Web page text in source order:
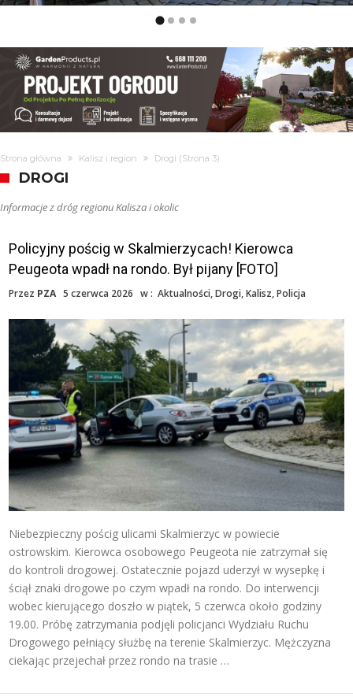
Strona główna Kalisz i region Drogi (Strona 3)
DROGI
Informacje z dróg regionu Kalisza i okolic
Policyjny pościg w Skalmierzycach! Kierowca
Peugeota wpadł na rondo. Był pijany [FOTO]
Przez PZA 5 czerwca 2026 w :Aktualności,Drogi,Kalisz,Policja
Niebezpieczny pościg ulicami Skalmierzyc w powiecie
ostrowskim. Kierowca osobowego Peugeota nie zatrzymał się
do kontroli drogowej. Ostatecznie pojazd uderzył w wysepkę i
ściął znaki drogowe po czym wpadł na rondo. Do interwencji
wobec kierującego doszło w piątek, 5 czerwca około godziny
19.00. Próbę zatrzymania podjęli policjanci Wydziału Ruchu
Drogowego pełniący służbę na terenie Skalmierzyc. Mężczyzna
ciekając przejechał przez rondo na trasie …